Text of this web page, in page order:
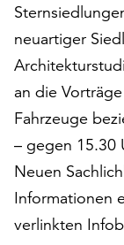
der
die
Schaltfläche
„Cookie-
Einstellungen“
Verfügung.
Funktionale
Cookies
werden
auch
neuartiger
an die
Fahrzeuge
– gegen 15.30
Neuen
Informationen
verlinkten